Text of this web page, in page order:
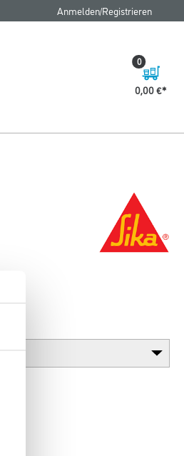
Anmelden/Registrieren
0,00 €
0